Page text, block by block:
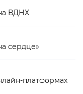
ВДНХ
сердце»
платформах